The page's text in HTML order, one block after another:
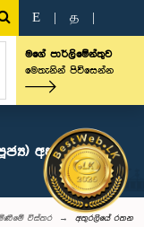
E த
මගේ පාර්ලිමේන්තුව
මෙතැනින් පිවිසෙන්න
අතුරලියේ
විස්තර අතුරලියේ රතන